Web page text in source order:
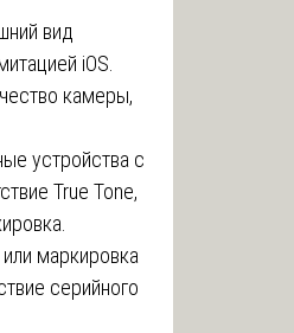
вид
iOS.
камеры,
устройства с
True Tone,
маркировка
серийного